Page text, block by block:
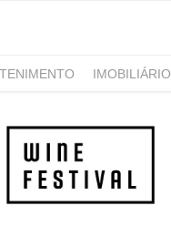
IMOBILIÁRIO